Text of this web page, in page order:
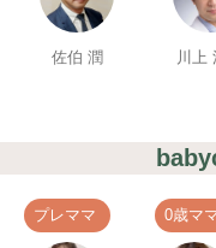
佐伯 潤 川上
プレママ 0歳マ